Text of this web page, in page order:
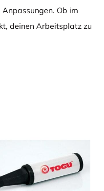
Ob im
deinen Arbeitsplatz zu